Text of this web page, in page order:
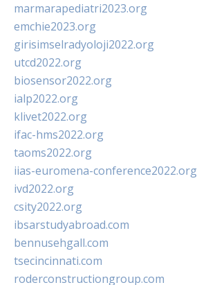
marmarapediatri2023.org
emchie2023.org
girisimselradyoloji2022.org
utcd2022.org
biosensor2022.org
ialp2022.org
klivet2022.org
ifac-hms2022.org
taoms2022.org
iias-euromena-conference2022.org
ivd2022.org
csity2022.org
ibsarstudyabroad.com
bennusehgall.com
tsecincinnati.com
roderconstructiongroup.com